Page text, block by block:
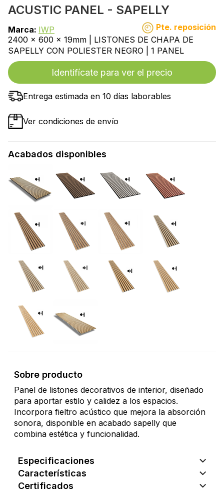
ACUSTIC PANEL - SAPELLY
Marca: IWP
Pte. reposición
2400 x 600 x 19mm | LISTONES DE CHAPA DE
SAPELLY CON POLIESTER NEGRO | 1 PANEL
Identifícate para ver el precio
Entrega estimada en 10 días laborables
Ver condiciones de envío
Acabados disponibles
Sobre producto
Panel de listones decorativos de interior, diseñado
para aportar estilo y calidez a los espacios.
Incorpora fieltro acústico que mejora la absorción
sonora, disponible en acabado sapelly que
combina estética y funcionalidad.
Especificaciones
Características
Certificados